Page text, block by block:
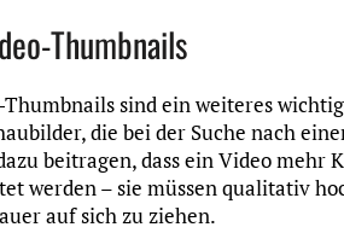
Thumbnails
sind ein weiteres
die bei der Suche nach
beitragen, dass ein Video mehr
werden – sie müssen qualitativ
auf sich zu ziehen.